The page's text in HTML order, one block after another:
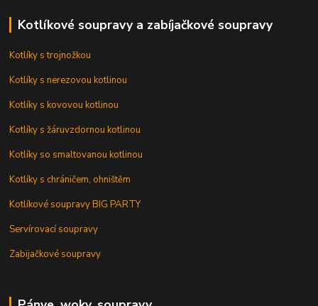
Kotlíkové soupravy a zabíjačkové soupravy
Kotlíky s trojnožkou
Kotlíky s nerezovou kotlinou
Kotlíky s kovovou kotlinou
Kotlíky s žáruvzdornou kotlinou
Kotlíky so smaltovanou kotlinou
Kotlíky s chráničem, ohništěm
Kotlíkové soupravy BIG PARTY
Servírovací soupravy
Zabijačkové soupravy